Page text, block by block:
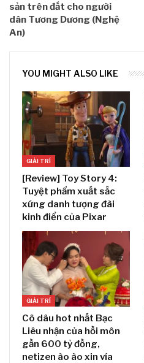
sản trên đất cho người
dân Tương Dương (Nghệ
An)
YOU MIGHT ALSO LIKE
GIẢI TRÍ
[Review] Toy Story 4:
Tuyệt phẩm xuất sắc
xứng danh tượng đài
kinh điển của Pixar
GIẢI TRÍ
Cô dâu hot nhất Bạc
Liêu nhận của hồi môn
gần 600 tỷ đồng,
netizen ào ào xin vía